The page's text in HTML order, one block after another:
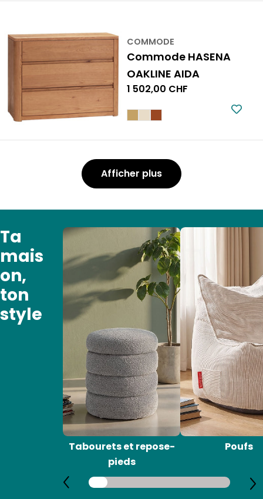
COMMODE
Commode HASENA
OAKLINE AIDA
Prix
1 502,00 CHF
Afficher plus
Ta
mais
on,
ton
style
Tabourets et repose-
pieds
Poufs